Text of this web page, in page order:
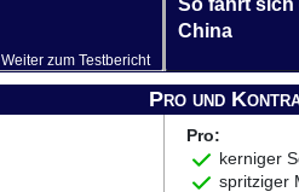
Weiter zum Testbericht
So fährt sich
China
Pro und
Pro:
kerniger
spritziger